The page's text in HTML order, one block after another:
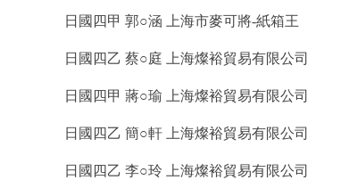
日國四甲 郭○涵 上海市麥可將-紙箱王
日國四乙 蔡○庭 上海燦裕貿易有限公司
日國四甲 蔣○瑜 上海燦裕貿易有限公司
日國四乙 簡○軒 上海燦裕貿易有限公司
日國四乙 李○玲 上海燦裕貿易有限公司